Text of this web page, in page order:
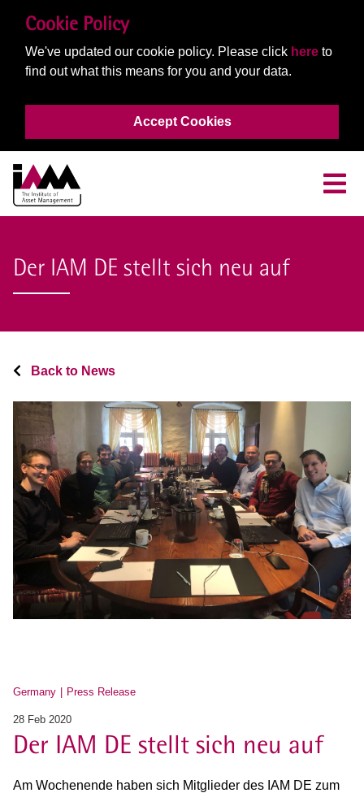
Cookie Policy
We've updated our cookie policy. Please click here to
find out what this means for you and your data.
Accept Cookies
Der IAM DE stellt sich neu auf
Back to News
Germany Press Release
28 Feb 2020
Der IAM DE stellt sich neu auf
Am Wochenende haben sich Mitglieder des IAM DE zum